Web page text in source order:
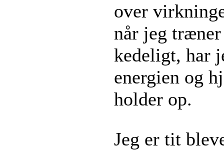
over
når jeg træner
kedeligt, har
energien og
holder op.
Jeg er tit